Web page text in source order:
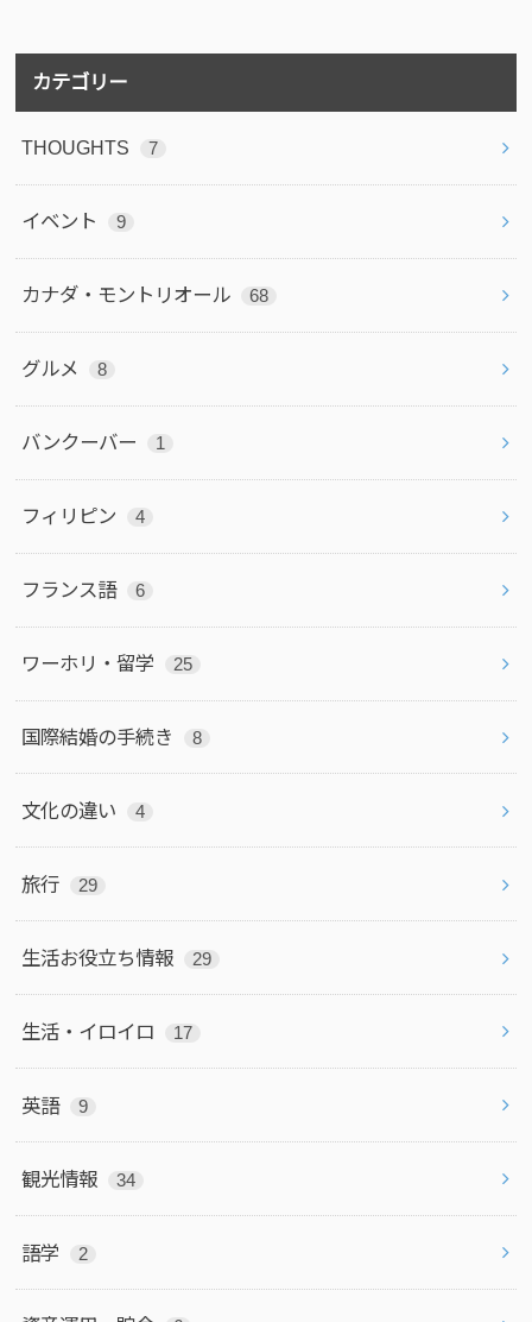
カテゴリー
THOUGHTS 7
イベント 9
カナダ・モントリオール 68
グルメ 8
バンクーバー 1
フィリピン 4
フランス語 6
ワーホリ・留学 25
国際結婚の手続き 8
文化の違い 4
旅行 29
生活お役立ち情報 29
生活・イロイロ 17
英語 9
観光情報 34
語学 2